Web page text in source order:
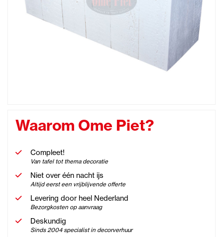
Waarom Ome Piet?
Compleet!
Van tafel tot thema decoratie
Niet over één nacht ijs
Altijd eerst een vrijblijvende offerte
Levering door heel Nederland
Bezorgkosten op aanvraag
Deskundig
Sinds 2004 specialist in decorverhuur